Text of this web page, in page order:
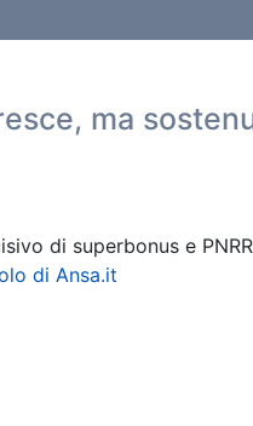
ma
di superbonus e
di Ansa.it